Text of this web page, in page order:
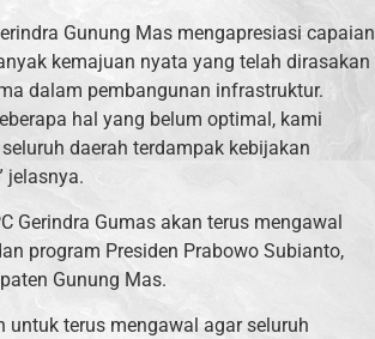
Gunung Mas mengapresiasi capaian
kemajuan nyata yang telah dirasakan
dalam pembangunan infrastruktur.
hal yang belum optimal, kami
daerah terdampak kebijakan
jelasnya.
Gerindra Gumas akan terus mengawal
program Presiden Prabowo Subianto,
Gunung Mas.
untuk terus mengawal agar seluruh